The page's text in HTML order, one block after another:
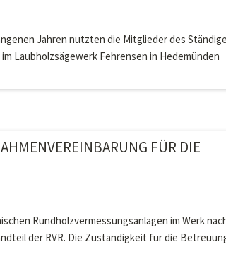
Jahren nutzten die Mitglieder des
Laubholzsägewerk Fehrensen in Hedemünden
FÜR DIE
Rundholzvermessungsanlagen im Werk
der RVR. Die Zuständigkeit für die